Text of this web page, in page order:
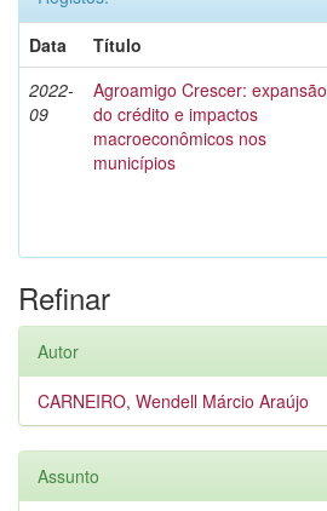
Data
Título
2022-
09
Agroamigo Crescer: expansão
do crédito e impactos
macroeconômicos nos
municípios
Refinar
Autor
CARNEIRO, Wendell Márcio Araújo
Assunto